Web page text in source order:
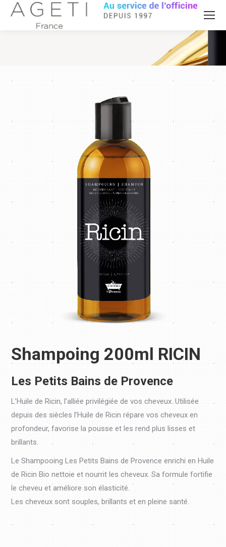
Shampoing 200ml RICIN
Les Petits Bains de Provence
L’Huile de Ricin, l’alliée privilégiée de vos cheveux. Utilisée
depuis des siècles l’Huile de Ricin répare vos cheveux en
profondeur, favorise la pousse et les rend plus lisses et
brillants.
Le Shampooing Les Petits Bains de Provence enrichi en Huile
de Ricin Bio nettoie et nourrit les cheveux. Sa formule fortifie
le cheveu et améliore son élasticité.
Les cheveux sont souples, brillants et en pleine santé.